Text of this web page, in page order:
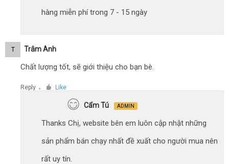
hàng miễn phí trong 7 - 15 ngày
T Trâm Anh
Chất lượng tốt, sẽ giới thiệu cho bạn bè.
Reply ● Like
Cẩm Tú ADMIN
Thanks Chị, website bên em luôn cập nhật những
sản phẩm bán chạy nhất đề xuất cho người mua nên
rất uy tín.